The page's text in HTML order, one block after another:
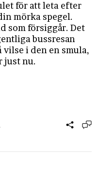
för att leta efter
mörka spegel.
som försiggår. Det
bussresan
vilse i den en smula,
just nu.